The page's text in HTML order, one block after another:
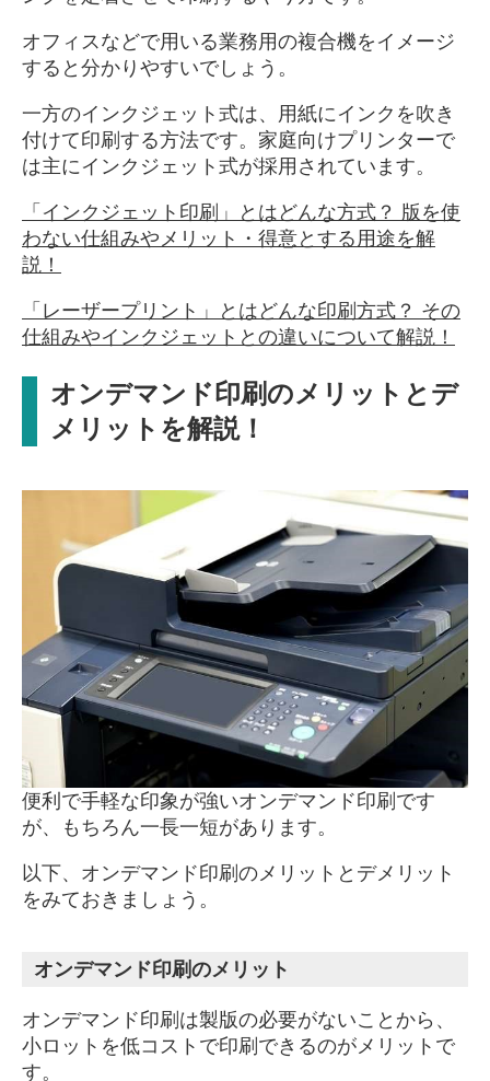
オフィスなどで用いる業務用の複合機をイメージ
すると分かりやすいでしょう。
一方のインクジェット式は、用紙にインクを吹き
付けて印刷する方法です。家庭向けプリンターで
は主にインクジェット式が採用されています。
「インクジェット印刷」とはどんな方式？ 版を使
わない仕組みやメリット・得意とする用途を解
説！
「レーザープリント」とはどんな印刷方式？ その
仕組みやインクジェットとの違いについて解説！
オンデマンド印刷のメリットとデ
メリットを解説！
便利で手軽な印象が強いオンデマンド印刷です
が、もちろん一長一短があります。
以下、オンデマンド印刷のメリットとデメリット
をみておきましょう。
オンデマンド印刷のメリット
オンデマンド印刷は製版の必要がないことから、
小ロットを低コストで印刷できるのがメリットで
す。